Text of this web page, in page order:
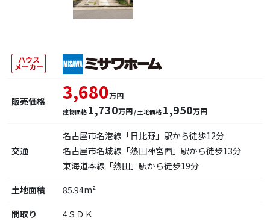
ハウス
メーカー
販売価格 3,680万円
建物価格 1,730万円/ 土地価格 1,950万円
交通
名古屋市名港線「日比野」駅から徒歩12分
名古屋市名城線「熱田神宮西」駅から徒歩13分
東海道本線「熱田」駅から徒歩19分
土地面積
85.94m²
間取り
4ＳＤＫ